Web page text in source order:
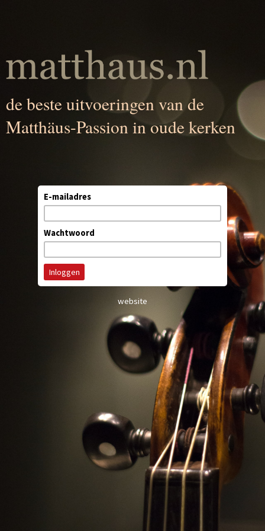
de beste uitvoeringen van de
Matthäus-Passion in oude kerken
E-mailadres
Wachtwoord
website